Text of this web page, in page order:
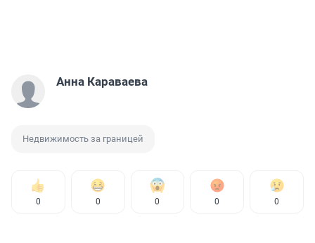
Анна Караваева
Недвижимость за границей
0 0 0 0 0